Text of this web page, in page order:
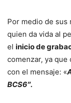
Por medio de sus
quien da vida al
el inicio de
comenzar, ya
con el mensaje: «
BCS6″.